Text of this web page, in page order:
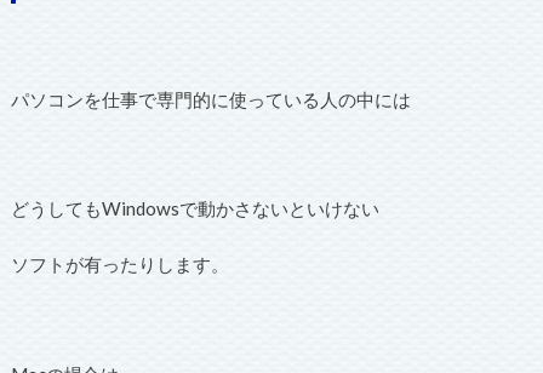
パソコンを仕事で専門的に使っている人の中には
どうしてもWindowsで動かさないといけない
ソフトが有ったりします。